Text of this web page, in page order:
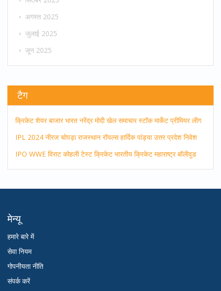
अगस्त 2025
जुलाई 2025
जून 2025
टैग
क्रिकेट शेयर बाजार भारत नरेंद्र मोदी खेल समाचार स्टॉक मार्केट प्रीमियर लीग
IPL 2024 नीरज चोपड़ा राजस्थान रॉयल्स हार्दिक पांड्या उत्तर प्रदेश निवेश
IPO WWE विराट कोहली टेस्ट क्रिकेट भारतीय क्रिकेट महाराष्ट्र बॉलीवुड
मेन्यू
हमारे बारे में
सेवा नियम
गोपनीयता नीति
संपर्क करें